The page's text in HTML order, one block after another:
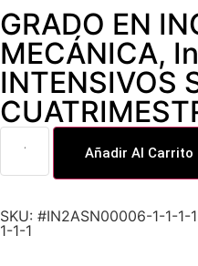
GRADO EN
MECÁNICA,
INTENSIVOS
Añadir Al Carrito
SKU: #IN2ASN00006-1-1-1-
1-1-1